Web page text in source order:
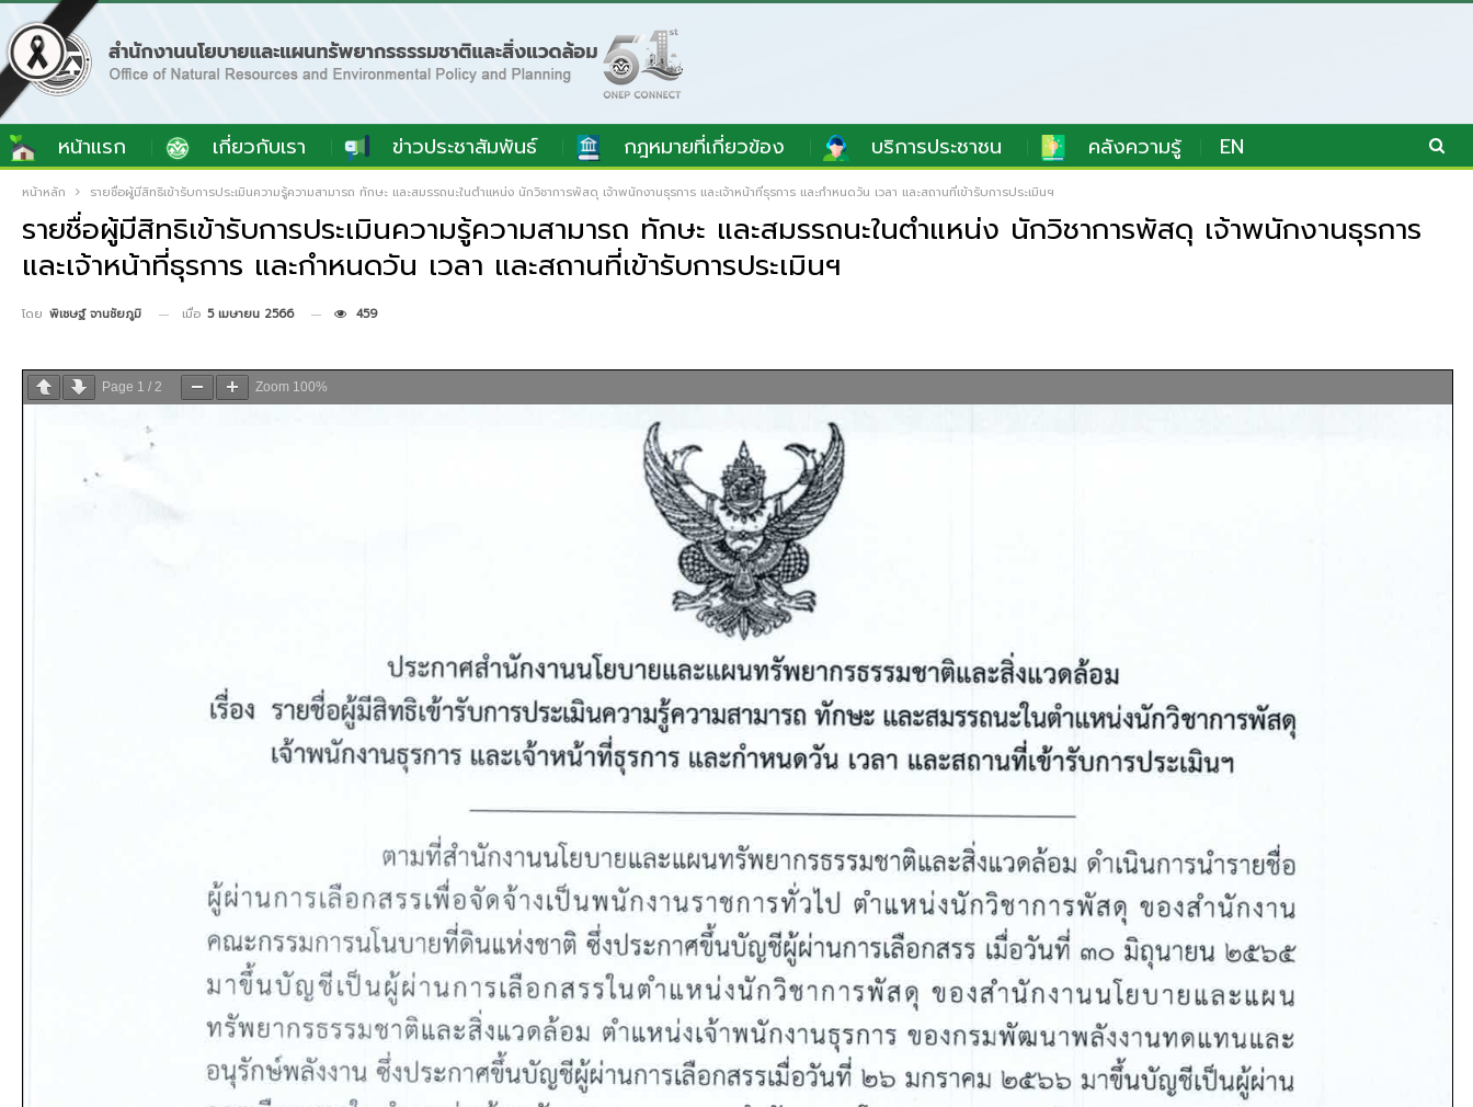
หน้าแรก เกี่ยวกับเรา ข่าวประชาสัมพันธ์ กฎหมายที่เกี่ยวข้อง บริการประชาชน คลังความรู้ EN
หน้าหลัก รายชื่อผู้มีสิทธิเข้ารับการประเมินความรู้ความสามารถ ทักษะ และสมรรถนะในตำแหน่ง นักวิชาการพัสดุ เจ้าพนักงานธุรการ และเจ้าหน้าที่ธุรการ และกำหนดวัน เวลา และสถานที่เข้ารับการประเมินฯ
รายชื่อผู้มีสิทธิเข้ารับการประเมินความรู้ความสามารถ ทักษะ และสมรรถนะในตำแหน่ง นักวิชาการพัสดุ เจ้าพนักงานธุรการ
และเจ้าหน้าที่ธุรการ และกำหนดวัน เวลา และสถานที่เข้ารับการประเมินฯ
โดย พิเชษฐ์ จานชัยภูมิ เมื่อ 5 เมษายน 2566 459
Page 1 / 2 Zoom 100%